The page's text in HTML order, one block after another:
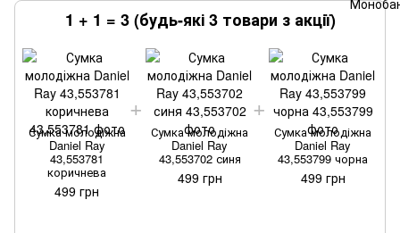
1 + 1 = 3 (будь-які 3 товари з акції)
Сумка молодіжна
Daniel Ray
43,553781
коричнева
499 грн
Сумка молодіжна
Daniel Ray
43,553702 синя
499 грн
Сумка молодіжна
Daniel Ray
43,553799 чорна
499 грн